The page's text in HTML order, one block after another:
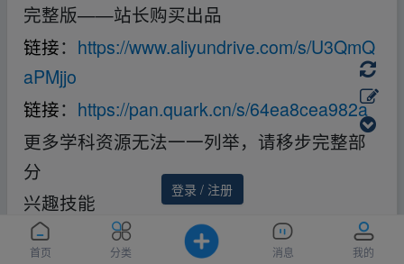
首页 分类 消息 我的
登录 / 注册
完整版——站长购买出品
链接： https://www.aliyundrive.com/s/U3QmQ
aPMjjo
链接： https://pan.quark.cn/s/64ea8cea982a
更多学科资源无法一一列举，请移步完整部
分
兴趣技能
综合